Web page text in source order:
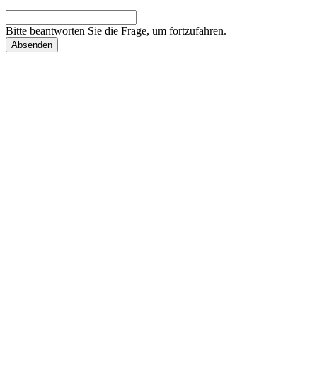
Bitte beantworten Sie die Frage, um fortzufahren.
Absenden